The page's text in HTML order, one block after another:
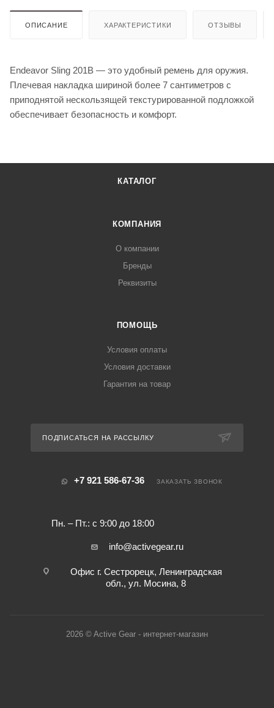
ОПИСАНИЕ ХАРАКТЕРИСТИКИ ОТЗЫВЫ
Endeavor Sling 201B — это удобный ремень для оружия.
Плечевая накладка шириной более 7 сантиметров с
приподнятой нескользящей текстурированной подложкой
обеспечивает безопасность и комфорт.
КАТАЛОГ
КОМПАНИЯ
О компании
Бренды
Реквизиты
ПОМОЩЬ
Условия оплаты
Условия доставки
Гарантия на товар
ПОДПИСАТЬСЯ НА РАССЫЛКУ
+7 921 586-67-36
Пн. – Пт.: с 9:00 до 18:00
ЗАКАЗАТЬ ЗВОНОК
info@activegear.ru
Офис г. Сестрорецк, Ленинградская
обл., ул. Мосина, 8
2026 © Active Gear - интернет-магазин